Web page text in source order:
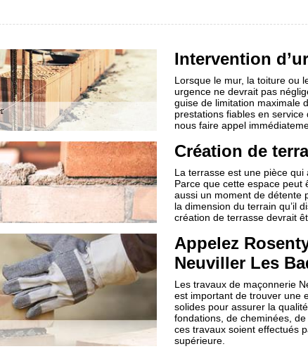
Intervention
Lorsque le mur, la toiture ou
urgence ne devrait pas
guise de limitation maximale
prestations fiables en
nous faire appel
Création de
La terrasse est une pièce qui
Parce que cette espace peut
aussi un moment de détente
la dimension du terrain qu’il
création de terrasse devrait
Appelez
Neuviller Les
Les travaux de maçonnerie
est important de trouver une
solides pour assurer la
fondations, de cheminées,
ces travaux soient effectués
supérieure.